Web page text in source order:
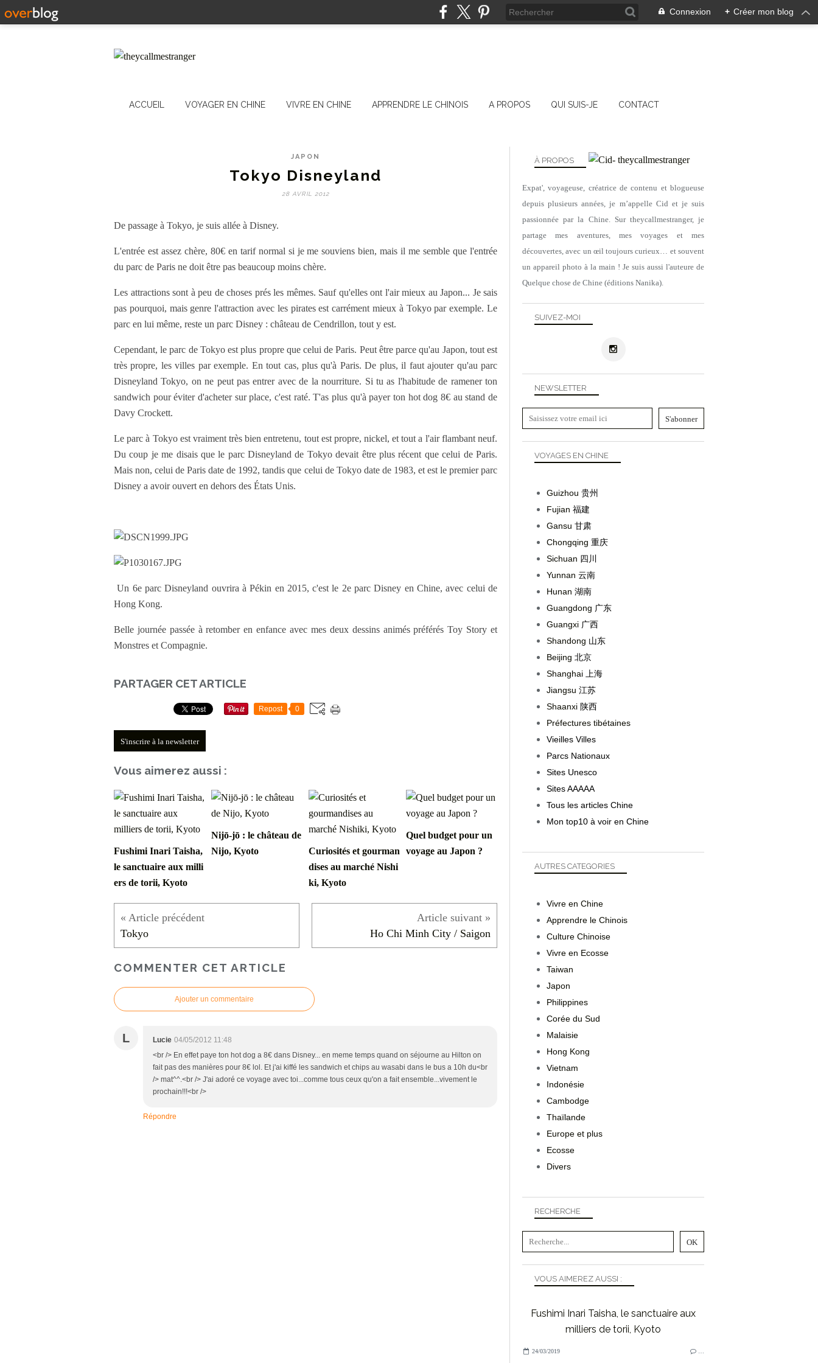
Connexion + Créer mon blog
ACCUEIL VOYAGER EN CHINE VIVRE EN CHINE APPRENDRE LE CHINOIS A PROPOS QUI SUIS-JE CONTACT
JAPON
Tokyo Disneyland
28 AVRIL 2012
De passage à Tokyo, je suis allée à Disney.
L'entrée est assez chère, 80€ en tarif normal si je me souviens bien, mais il me semble que l'entrée
du parc de Paris ne doit être pas beaucoup moins chère.
Les attractions sont à peu de choses prés les mêmes. Sauf qu'elles ont l'air mieux au Japon... Je sais
pas pourquoi, mais genre l'attraction avec les pirates est carrément mieux à Tokyo par exemple. Le
parc en lui même, reste un parc Disney : château de Cendrillon, tout y est.
Cependant, le parc de Tokyo est plus propre que celui de Paris. Peut être parce qu'au Japon, tout est
très propre, les villes par exemple. En tout cas, plus qu'à Paris. De plus, il faut ajouter qu'au parc
Disneyland Tokyo, on ne peut pas entrer avec de la nourriture. Si tu as l'habitude de ramener ton
sandwich pour éviter d'acheter sur place, c'est raté. T'as plus qu'à payer ton hot dog 8€ au stand de
Davy Crockett.
Le parc à Tokyo est vraiment très bien entretenu, tout est propre, nickel, et tout a l'air flambant neuf.
Du coup je me disais que le parc Disneyland de Tokyo devait être plus récent que celui de Paris.
Mais non, celui de Paris date de 1992, tandis que celui de Tokyo date de 1983, et est le premier parc
Disney a avoir ouvert en dehors des États Unis.
Un 6e parc Disneyland ouvrira à Pékin en 2015, c'est le 2e parc Disney en Chine, avec celui de
Hong Kong.
Belle journée passée à retomber en enfance avec mes deux dessins animés préférés Toy Story et
Monstres et Compagnie.
PARTAGER CET ARTICLE
Repost 0
S'inscrire à la newsletter
Vous aimerez aussi :
Fushimi Inari Taisha,
le sanctuaire aux milli
ers de torii, Kyoto
Nijō-jō : le château de
Nijo, Kyoto
Curiosités et gourman
dises au marché Nishi
ki, Kyoto
Quel budget pour un
voyage au Japon ?
Tokyo Ho Chi Minh City / Saigon
COMMENTER CET ARTICLE
Ajouter un commentaire
L Lucie 04/05/2012 11:48
<br /> En effet paye ton hot dog a 8€ dans Disney... en meme temps quand on séjourne au Hilton on
fait pas des manières pour 8€ lol. Et j'ai kiffé les sandwich et chips au wasabi dans le bus a 10h du<br
/> mat^^.<br /> J'ai adoré ce voyage avec toi...comme tous ceux qu'on a fait ensemble...vivement le
prochain!!!<br />
Répondre
NEWSLETTER
SUIVEZ-MOI
RECHERCHE
À PROPOS
Expat', voyageuse, créatrice de contenu et blogueuse
depuis plusieurs années, je m’appelle Cid et je suis
passionnée par la Chine. Sur theycallmestranger, je
partage mes aventures, mes voyages et mes
découvertes, avec un œil toujours curieux… et souvent
un appareil photo à la main ! Je suis aussi l'auteure de
Quelque chose de Chine (éditions Nanika).
VOUS AIMEREZ AUSSI :
Fushimi Inari Taisha, le sanctuaire aux
milliers de torii, Kyoto
24/03/2019
VOYAGES EN CHINE
Guizhou 贵州
Fujian 福建
Gansu 甘肃
Chongqing 重庆
Sichuan 四川
Yunnan 云南
Hunan 湖南
Guangdong 广东
Guangxi 广西
Shandong 山东
Beijing 北京
Shanghai 上海
Jiangsu 江苏
Shaanxi 陕西
Préfectures tibétaines
Vieilles Villes
Parcs Nationaux
Sites Unesco
Sites AAAAA
Tous les articles Chine
Mon top10 à voir en Chine
AUTRES CATEGORIES
Vivre en Chine
Apprendre le Chinois
Culture Chinoise
Vivre en Ecosse
Taiwan
Japon
Philippines
Corée du Sud
Malaisie
Hong Kong
Vietnam
Indonésie
Cambodge
Thaïlande
Europe et plus
Ecosse
Divers